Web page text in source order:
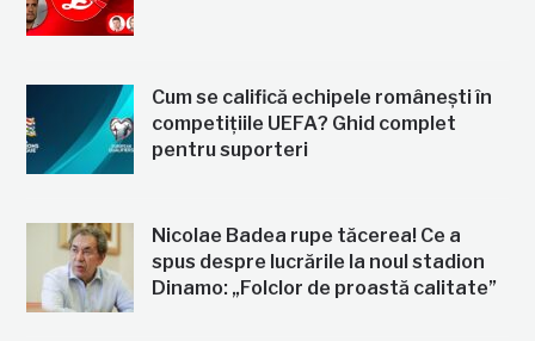
Cum se califică echipele românești în
competițiile UEFA? Ghid complet
pentru suporteri
Nicolae Badea rupe tăcerea! Ce a
spus despre lucrările la noul stadion
Dinamo: „Folclor de proastă calitate”